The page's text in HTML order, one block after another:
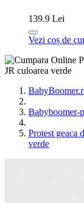
139.9 Lei
Vezi coș de
Babyboomer-
Protest geaca
verde